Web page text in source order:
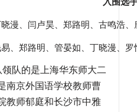
漫、闫卢昊、郑路明、古鸣浩
、郑路明、管晏如、丁晓漫、
队的是上海华东师大二
南京外国语学校教师曹
教师郁庭和长沙市中雅